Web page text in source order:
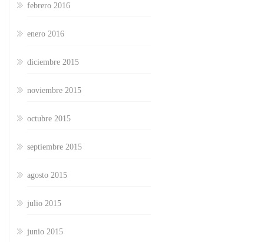
febrero 2016
enero 2016
diciembre 2015
noviembre 2015
octubre 2015
septiembre 2015
agosto 2015
julio 2015
junio 2015